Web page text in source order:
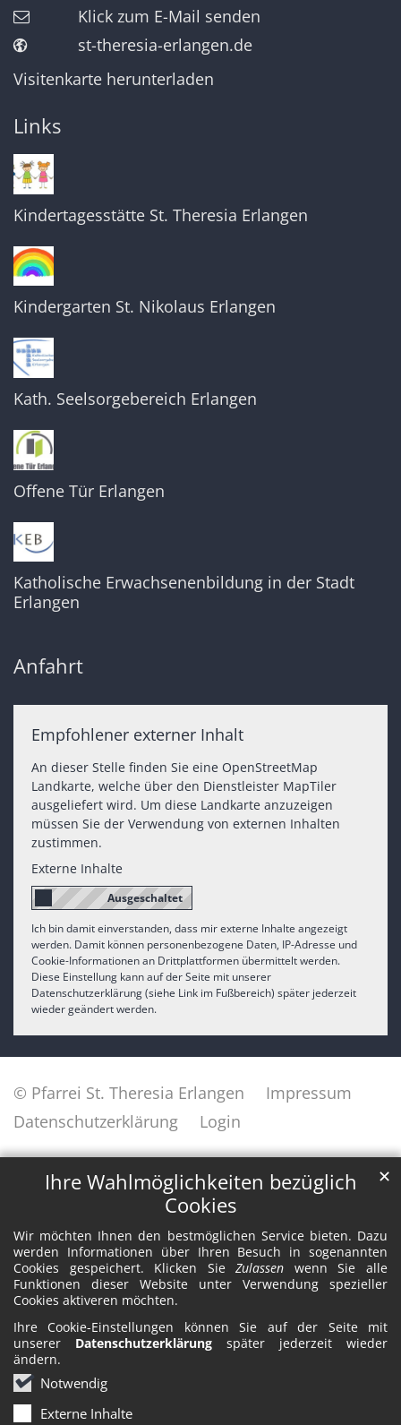
Ihre Wahlmöglichkeiten bezüglich
Cookies
Wir möchten Ihnen den bestmöglichen Service bieten. Dazu
werden Informationen über Ihren Besuch in sogenannten
Cookies gespeichert. Klicken SieZulassen wenn Sie alle
Funktionen dieser Website unter Verwendung spezieller
Cookies aktiveren möchten.
Ihre Cookie-Einstellungen können Sie auf der Seite mit
unserer Datenschutzerklärung später jederzeit wieder
ändern.
Notwendig
Externe Inhalte
✕
Klick zum E-Mail senden
st-theresia-erlangen.de
Visitenkarte herunterladen
Links
Kindertagesstätte St. Theresia Erlangen
Kindergarten St. Nikolaus Erlangen
Kath. Seelsorgebereich Erlangen
Offene Tür Erlangen
Katholische Erwachsenenbildung in der Stadt
Erlangen
Anfahrt
Empfohlener externer Inhalt
An dieser Stelle finden Sie eine OpenStreetMap
Landkarte, welche über den Dienstleister MapTiler
ausgeliefert wird. Um diese Landkarte anzuzeigen
müssen Sie der Verwendung von externen Inhalten
zustimmen.
Externe Inhalte
Ich bin damit einverstanden, dass mir externe Inhalte angezeigt
werden. Damit können personenbezogene Daten, IP-Adresse und
Cookie-Informationen an Drittplattformen übermittelt werden.
Diese Einstellung kann auf der Seite mit unserer
Datenschutzerklärung (siehe Link im Fußbereich) später jederzeit
wieder geändert werden.
© Pfarrei St. Theresia Erlangen
Impressum
Datenschutzerklärung
Login